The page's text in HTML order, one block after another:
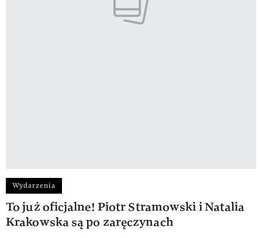
Wydarzenia
To już oficjalne! Piotr Stramowski i Natalia
Krakowska są po zaręczynach